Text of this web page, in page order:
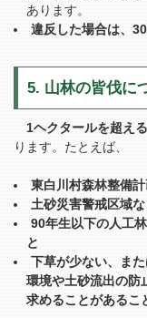
あります。
違反した場合は、
5. 山林の皆伐に
1ヘクタールを超え
ります。たとえば、
東白川村森林整備
土砂災害警戒区域
90年生以下の人工
と
下草が少ない、ま
環境や土砂流出の防
求めることがあるこ